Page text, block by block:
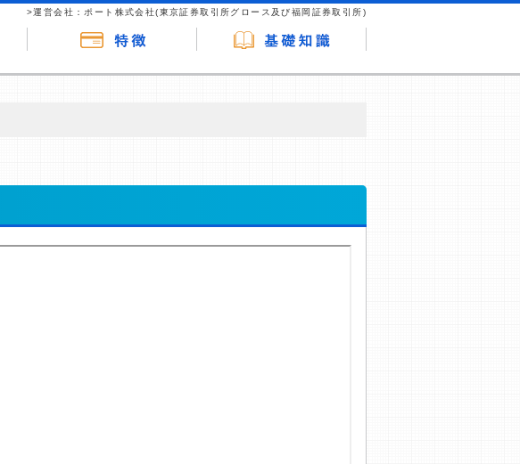
>運営会社：ポート株式会社(東京証券取引所グロース及び福岡証券取引所)